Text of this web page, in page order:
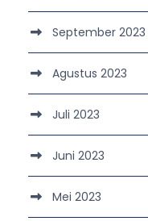
September 2023
Agustus 2023
Juli 2023
Juni 2023
Mei 2023